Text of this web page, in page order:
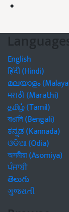
Languages
English
हिंदी (Hindi)
മലയാളം
मराठी (Marathi)
தமிழ் (Tamil)
বাঙালি (Bengali)
ಕನ್ನಡ (Kannada)
ଓଡିଆ (Odia)
অসমীয়া (Asomiya)
ਪੰਜਾਬੀ
తెలుగు
ગુજરાતી